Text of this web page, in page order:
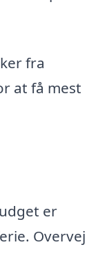
fra
at få mest
er
Overvej